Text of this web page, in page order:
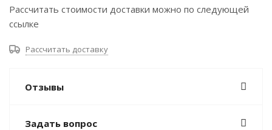
Рассчитать стоимости доставки можно по следующей
ссылке
Рассчитать доставку
Отзывы
Задать вопрос